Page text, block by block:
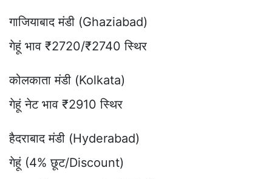
गाजियाबाद मंडी (Ghaziabad)
गेहूं भाव ₹2720/₹2740 स्थिर
कोलकाता मंडी (Kolkata)
गेहूं नेट भाव ₹2910 स्थिर
हैदराबाद मंडी (Hyderabad)
गेहूं (4% छूट/Discount)